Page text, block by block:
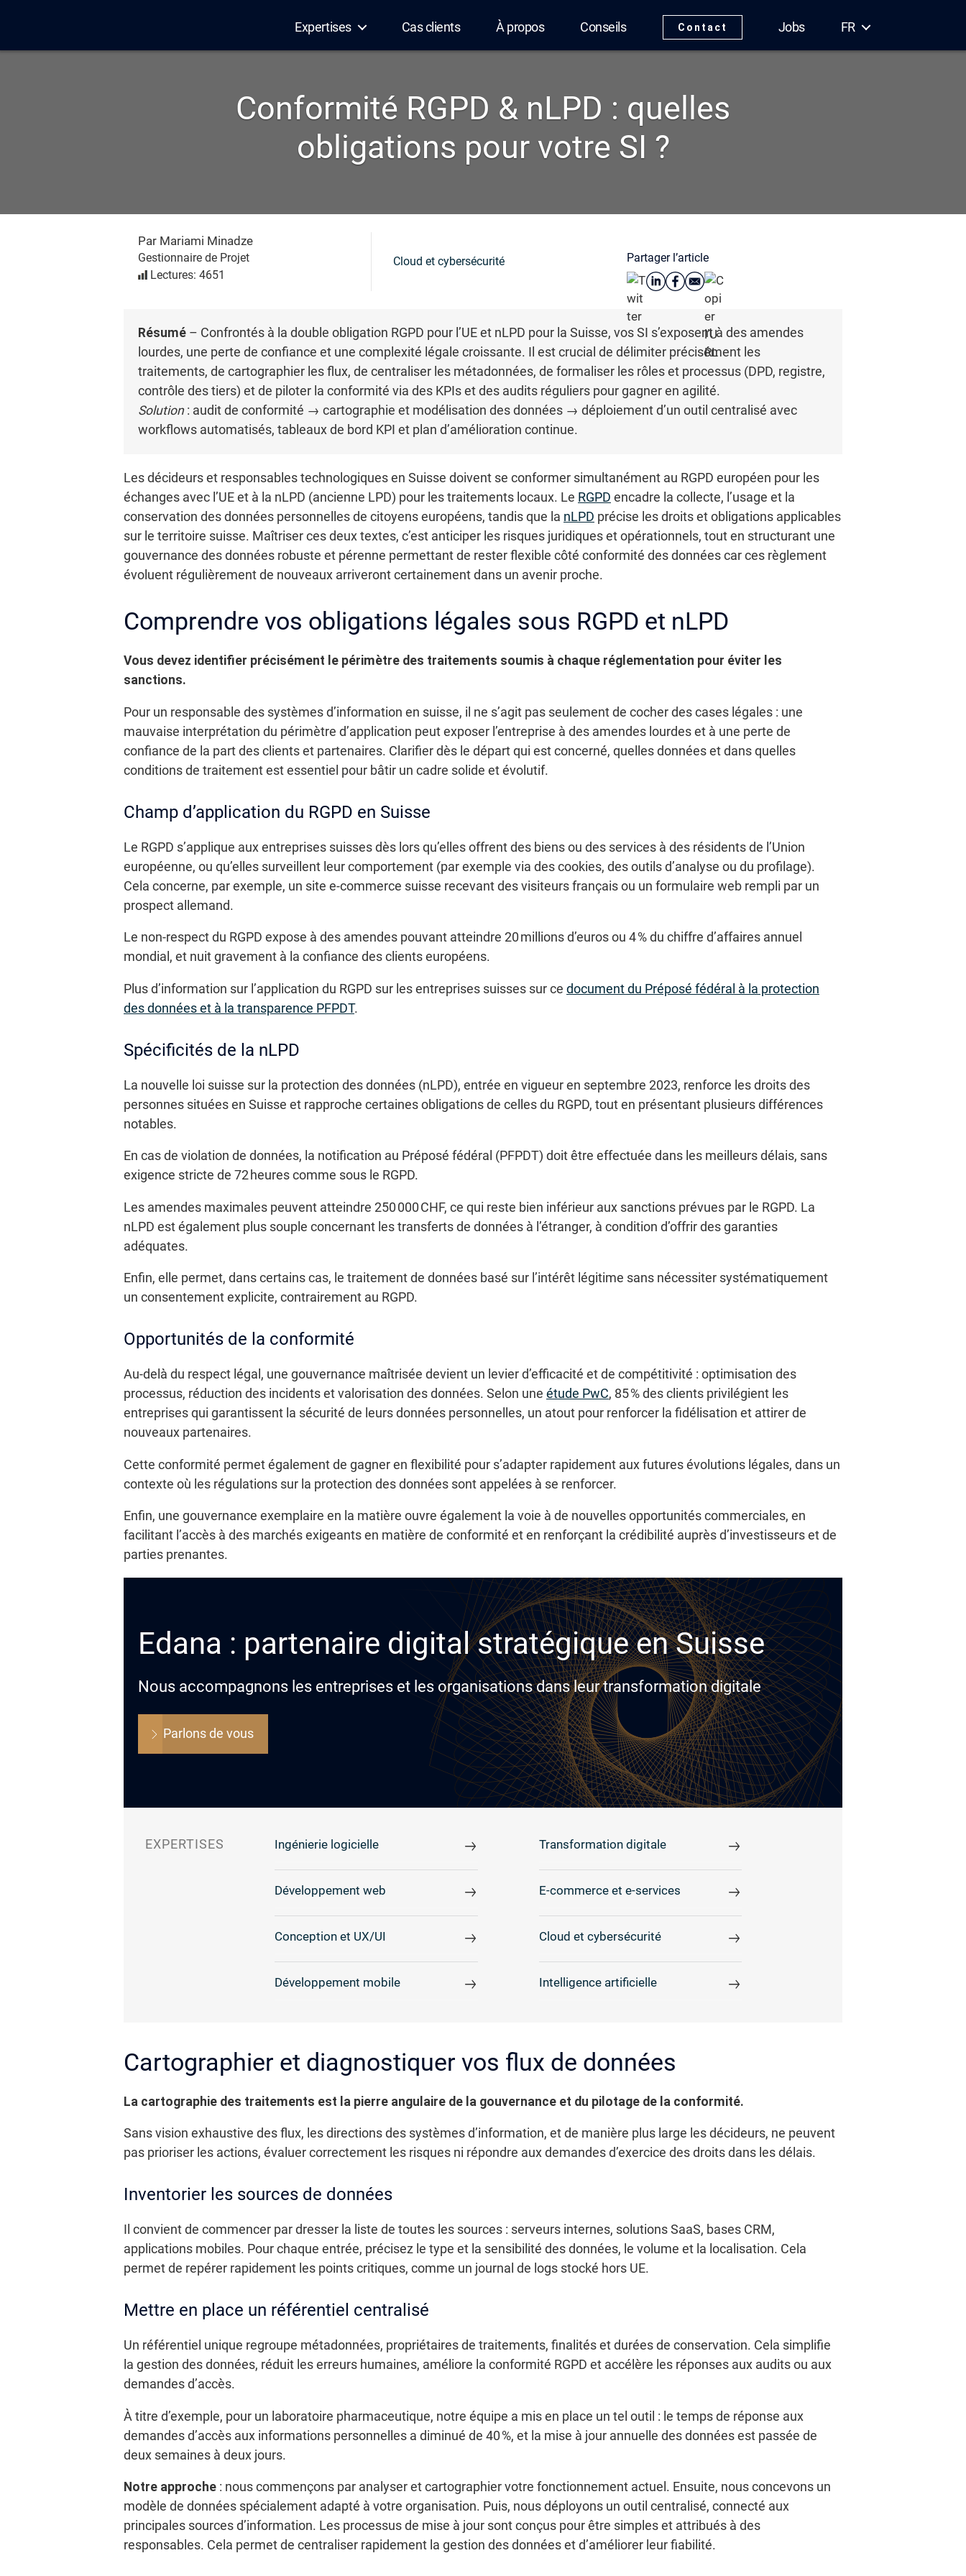
Expertises Cas clients À propos Conseils Contact Jobs FR
Conformité RGPD & nLPD : quelles
obligations pour votre SI ?
Par Mariami Minadze
Gestionnaire de Projet
Lectures: 4651
Cloud et cybersécurité Partager l’article
Résumé – Confrontés à la double obligation RGPD pour l’UE et nLPD pour la Suisse, vos SI s’exposent à des amendes
lourdes, une perte de confiance et une complexité légale croissante. Il est crucial de délimiter précisément les
traitements, de cartographier les flux, de centraliser les métadonnées, de formaliser les rôles et processus (DPD, registre,
contrôle des tiers) et de piloter la conformité via des KPIs et des audits réguliers pour gagner en agilité.
Solution : audit de conformité → cartographie et modélisation des données → déploiement d’un outil centralisé avec
workflows automatisés, tableaux de bord KPI et plan d’amélioration continue.
Les décideurs et responsables technologiques en Suisse doivent se conformer simultanément au RGPD européen pour les
échanges avec l’UE et à la nLPD (ancienne LPD) pour les traitements locaux. Le RGPD encadre la collecte, l’usage et la
conservation des données personnelles de citoyens européens, tandis que la nLPD précise les droits et obligations applicables
sur le territoire suisse. Maîtriser ces deux textes, c’est anticiper les risques juridiques et opérationnels, tout en structurant une
gouvernance des données robuste et pérenne permettant de rester flexible côté conformité des données car ces règlement
évoluent régulièrement de nouveaux arriveront certainement dans un avenir proche.
Comprendre vos obligations légales sous RGPD et nLPD
Vous devez identifier précisément le périmètre des traitements soumis à chaque réglementation pour éviter les
sanctions.
Pour un responsable des systèmes d’information en suisse, il ne s’agit pas seulement de cocher des cases légales : une
mauvaise interprétation du périmètre d’application peut exposer l’entreprise à des amendes lourdes et à une perte de
confiance de la part des clients et partenaires. Clarifier dès le départ qui est concerné, quelles données et dans quelles
conditions de traitement est essentiel pour bâtir un cadre solide et évolutif.
Champ d’application du RGPD en Suisse
Le RGPD s’applique aux entreprises suisses dès lors qu’elles offrent des biens ou des services à des résidents de l’Union
européenne, ou qu’elles surveillent leur comportement (par exemple via des cookies, des outils d’analyse ou du profilage).
Cela concerne, par exemple, un site e-commerce suisse recevant des visiteurs français ou un formulaire web rempli par un
prospect allemand.
Le non-respect du RGPD expose à des amendes pouvant atteindre 20 millions d’euros ou 4 % du chiffre d’affaires annuel
mondial, et nuit gravement à la confiance des clients européens.
Plus d’information sur l’application du RGPD sur les entreprises suisses sur ce document du Préposé fédéral à la protection
des données et à la transparence PFPDT.
Spécificités de la nLPD
La nouvelle loi suisse sur la protection des données (nLPD), entrée en vigueur en septembre 2023, renforce les droits des
personnes situées en Suisse et rapproche certaines obligations de celles du RGPD, tout en présentant plusieurs différences
notables.
En cas de violation de données, la notification au Préposé fédéral (PFPDT) doit être effectuée dans les meilleurs délais, sans
exigence stricte de 72 heures comme sous le RGPD.
Les amendes maximales peuvent atteindre 250 000 CHF, ce qui reste bien inférieur aux sanctions prévues par le RGPD. La
nLPD est également plus souple concernant les transferts de données à l’étranger, à condition d’offrir des garanties
adéquates.
Enfin, elle permet, dans certains cas, le traitement de données basé sur l’intérêt légitime sans nécessiter systématiquement
un consentement explicite, contrairement au RGPD.
Opportunités de la conformité
Au-delà du respect légal, une gouvernance maîtrisée devient un levier d’efficacité et de compétitivité : optimisation des
processus, réduction des incidents et valorisation des données. Selon une étude PwC, 85 % des clients privilégient les
entreprises qui garantissent la sécurité de leurs données personnelles, un atout pour renforcer la fidélisation et attirer de
nouveaux partenaires.
Cette conformité permet également de gagner en flexibilité pour s’adapter rapidement aux futures évolutions légales, dans un
contexte où les régulations sur la protection des données sont appelées à se renforcer.
Enfin, une gouvernance exemplaire en la matière ouvre également la voie à de nouvelles opportunités commerciales, en
facilitant l’accès à des marchés exigeants en matière de conformité et en renforçant la crédibilité auprès d’investisseurs et de
parties prenantes.
Edana : partenaire digital stratégique en Suisse
Nous accompagnons les entreprises et les organisations dans leur transformation digitale
Parlons de vous
EXPERTISES Ingénierie logicielle Transformation digitale
Développement web E-commerce et e-services
Conception et UX/UI Cloud et cybersécurité
Développement mobile Intelligence artificielle
Cartographier et diagnostiquer vos flux de données
La cartographie des traitements est la pierre angulaire de la gouvernance et du pilotage de la conformité.
Sans vision exhaustive des flux, les directions des systèmes d’information, et de manière plus large les décideurs, ne peuvent
pas prioriser les actions, évaluer correctement les risques ni répondre aux demandes d’exercice des droits dans les délais.
Inventorier les sources de données
Il convient de commencer par dresser la liste de toutes les sources : serveurs internes, solutions SaaS, bases CRM,
applications mobiles. Pour chaque entrée, précisez le type et la sensibilité des données, le volume et la localisation. Cela
permet de repérer rapidement les points critiques, comme un journal de logs stocké hors UE.
Mettre en place un référentiel centralisé
Un référentiel unique regroupe métadonnées, propriétaires de traitements, finalités et durées de conservation. Cela simplifie
la gestion des données, réduit les erreurs humaines, améliore la conformité RGPD et accélère les réponses aux audits ou aux
demandes d’accès.
À titre d’exemple, pour un laboratoire pharmaceutique, notre équipe a mis en place un tel outil : le temps de réponse aux
demandes d’accès aux informations personnelles a diminué de 40 %, et la mise à jour annuelle des données est passée de
deux semaines à deux jours.
Notre approche : nous commençons par analyser et cartographier votre fonctionnement actuel. Ensuite, nous concevons un
modèle de données spécialement adapté à votre organisation. Puis, nous déployons un outil centralisé, connecté aux
principales sources d’information. Les processus de mise à jour sont conçus pour être simples et attribués à des
responsables. Cela permet de centraliser rapidement la gestion des données et d’améliorer leur fiabilité.